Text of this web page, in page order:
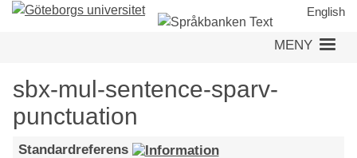
Hoppa
English
MENY
sbx-mul-sentence-sparv-
punctuation
Standardreferens